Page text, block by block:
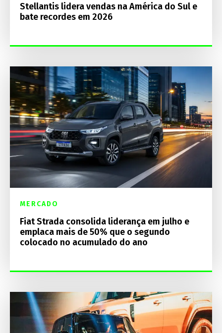
Stellantis lidera vendas na América do Sul e
bate recordes em 2026
MERCADO
Fiat Strada consolida liderança em julho e
emplaca mais de 50% que o segundo
colocado no acumulado do ano